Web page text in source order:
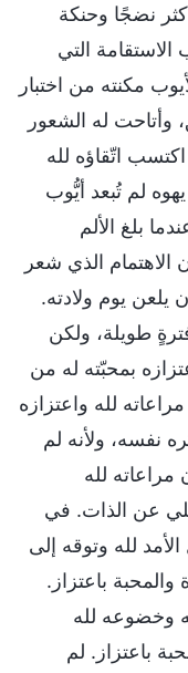
أكثر نضجًا وحنكة
التي
مكنته من اختبار
وأتاحت له الشعور
اتّقاؤه لله
لم تُبعد أيُّوب
بلغ الألم
الذي شعر
يلعن يوم ولادته.
طويلة، ولكن
بمحبّته له من
لله واعتزازه
نفسه، ولأنه لم
مراعاته لله
عن الذات. في
لله وتوقه إلى
والمحبة باعتزاز.
وخضوعه لله
باعتزاز. لم